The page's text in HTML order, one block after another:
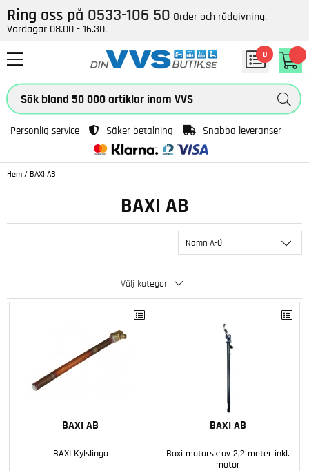
Ring oss på 0533-106 50 Order och rådgivning.
Vardagar 08.00 - 16.30.
0
Personlig service Säker betalning Snabba leveranser
Hem / BAXI AB
BAXI AB
Namn A-Ö
Välj kategori
BAXI AB
BAXI Kylslinga
BAXI AB
Baxi matarskruv 2,2 meter inkl.
motor